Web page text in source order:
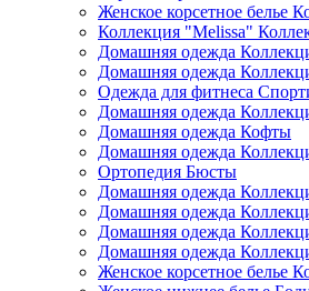
Женское корсетное белье
Коллекция "Melissa"
Домашняя одежда
Домашняя одежда
Одежда для фитнеса
Домашняя одежда
Домашняя одежда Кофты
Домашняя одежда
Ортопедия Бюсты
Домашняя одежда
Домашняя одежда
Домашняя одежда
Домашняя одежда
Женское корсетное белье